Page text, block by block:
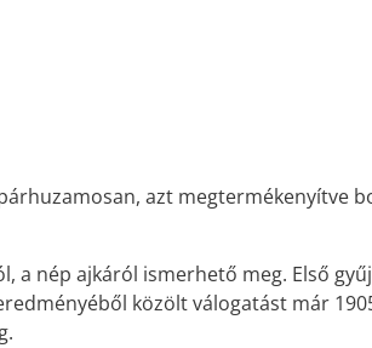
azt megtermékenyítve
a nép ajkáról ismerhető meg. Első
közölt válogatást már